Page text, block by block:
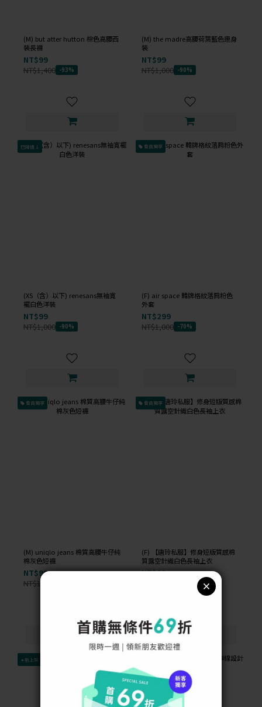
(M) but atter hutton 棕色高腰西
裝長褲
NT$99
NT$1,400 -93%
(M) the madre高腰荷葉藍色連身
裝
NT$99
NT$1,000 -90%
已降價↓
(XS（含）以下) renesans無袖寬
襬白色洋裝
NT$99
NT$1,000 -90%
會員獨享
(F) air space 韓牌格紋落肩粉色
外套
NT$299
NT$1,000 -70%
會員獨享
(M) uniqlo jeans 棉質高腰牛仔純
棉灰色短褲
NT$99
NT$1,000
會員獨享
(F) 【唐玲私服】修身短版質感棉
質露空針織白色長袖上衣
NT$99
✦新上架